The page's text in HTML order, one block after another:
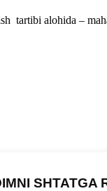
tartibi alohida –
SHTATGA